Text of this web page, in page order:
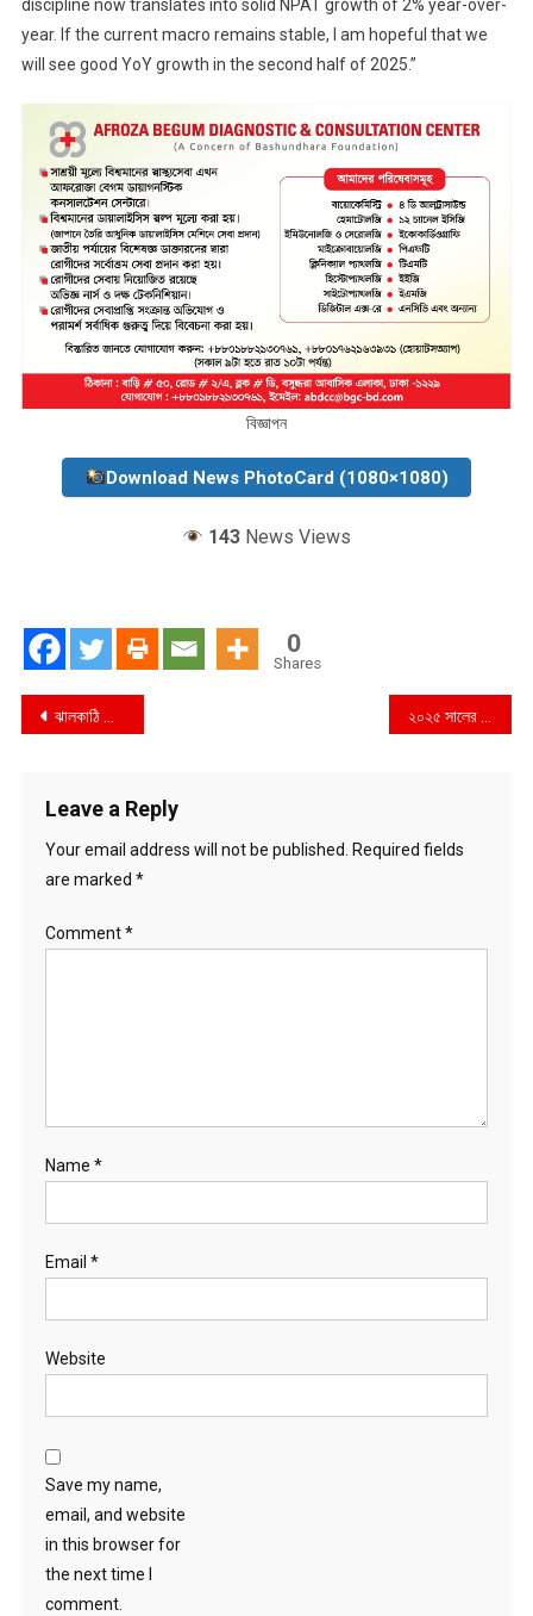
discipline now translates into solid NPAT growth of 2% year-over-
year. If the current macro remains stable, I am hopeful that we
will see good YoY growth in the second half of 2025.”
বিজ্ঞাপন
Download News PhotoCard (1080×1080)
143 News Views
0
Shares
Post
ঝালকাঠি জেলা কৃষক দলের বিক্ষোভ সমাবেশ ও মিছিল ২০২৫ সালের দ্বিতীয় প্রান্তিক: চ্যালেঞ্জিং পরিবেশের মধ্যেও গ্রামীণফোনের স্থিতিশীল পারফরম্যান্স
Leave a Reply
Your email address will not be published. Required fields
are marked *
Comment*
Name *
Email *
Website
Save my name,
email, and website
in this browser for
the next time I
comment.